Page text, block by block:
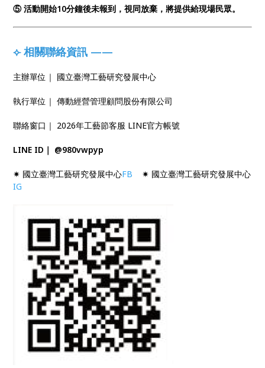
⑤ 活動開始10分鐘後未報到，視同放棄，將提供給現場民眾。
⟣ 相關聯絡資訊 ——
主辦單位｜ 國立臺灣工藝研究發展中心
執行單位｜ 傳動經營管理顧問股份有限公司
聯絡窗口｜ 2026年工藝節客服 LINE官方帳號
LINE ID｜ @980vwpyp
✷ 國立臺灣工藝研究發展中心FB ✷ 國立臺灣工藝研究發展中心
IG